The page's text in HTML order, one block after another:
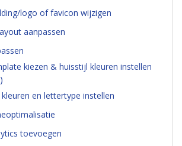
logo of favicon wijzigen
aanpassen
kiezen & huisstijl kleuren instellen
en lettertype instellen
toevoegen